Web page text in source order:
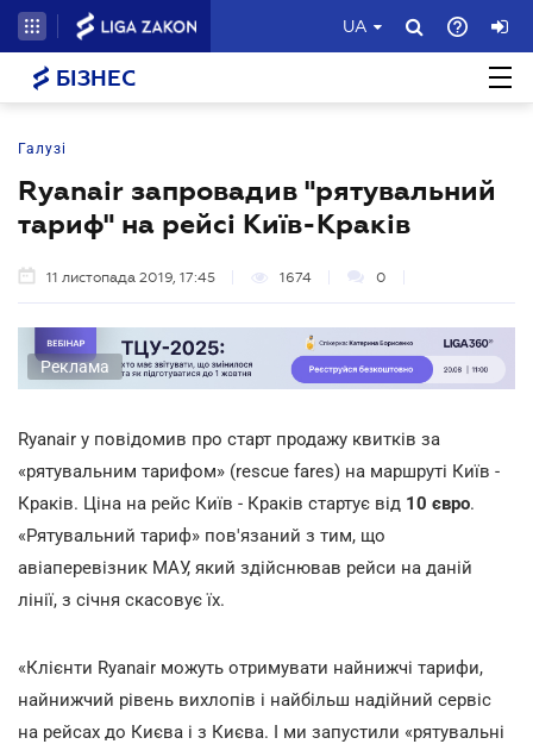
UA
БІЗНЕС
Галузі
Ryanair запровадив "рятувальний
тариф" на рейсі Київ-Краків
11 листопада 2019, 17:45 1674 0
Реклама
Ryanair у повідомив про старт продажу квитків за
«рятувальним тарифом» (rescue fares) на маршруті Київ -
Краків. Ціна на рейс Київ - Краків стартує від 10 євро.
«Рятувальний тариф» пов'язаний з тим, що
авіаперевізник МАУ, який здійснював рейси на даній
лінії, з січня скасовує їх.
«Клієнти Ryanair можуть отримувати найнижчі тарифи,
найнижчий рівень вихлопів і найбільш надійний сервіс
на рейсах до Києва і з Києва. І ми запустили «рятувальні